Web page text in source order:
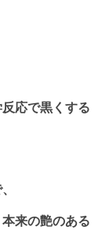
応で黒くする
来の艶のある